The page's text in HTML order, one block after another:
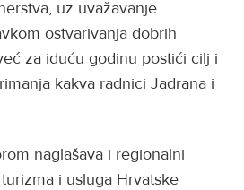
uz uvažavanje
ostvarivanja dobrih
za iduću godinu postići cilj i
kakva radnici Jadrana i
naglašava i regionalni
i usluga Hrvatske